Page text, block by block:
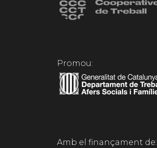
Promou:
Amb el finançament de: